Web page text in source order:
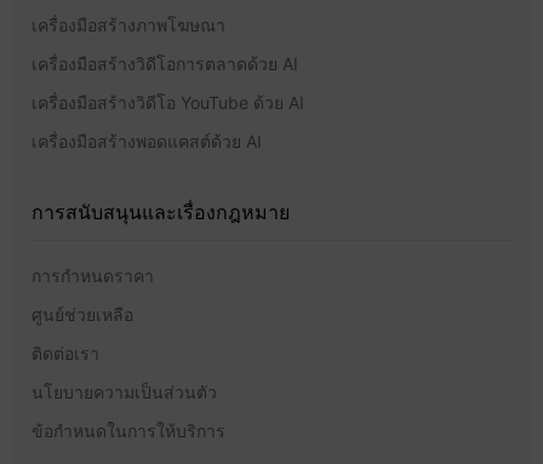
เครื่องมือสร้างภาพโฆษณา
เครื่องมือสร้างวิดีโอการตลาดด้วย AI
เครื่องมือสร้างวิดีโอ YouTube ด้วย AI
เครื่องมือสร้างพอดแคสต์ด้วย AI
การสนับสนุนและเรื่องกฎหมาย
การกำหนดราคา
ศูนย์ช่วยเหลือ
ติดต่อเรา
นโยบายความเป็นส่วนตัว
ข้อกำหนดในการให้บริการ